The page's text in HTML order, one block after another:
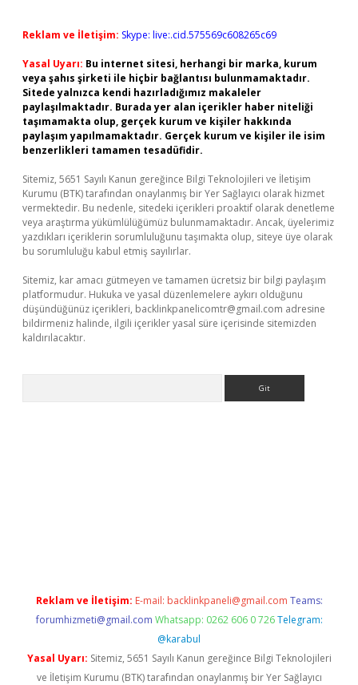
Reklam ve İletişim: Skype: live:.cid.575569c608265c69
Yasal Uyarı: Bu internet sitesi, herhangi bir marka, kurum
veya şahıs şirketi ile hiçbir bağlantısı bulunmamaktadır.
Sitede yalnızca kendi hazırladığımız makaleler
paylaşılmaktadır. Burada yer alan içerikler haber niteliği
taşımamakta olup, gerçek kurum ve kişiler hakkında
paylaşım yapılmamaktadır. Gerçek kurum ve kişiler ile isim
benzerlikleri tamamen tesadüfidir.
Sitemiz, 5651 Sayılı Kanun gereğince Bilgi Teknolojileri ve İletişim
Kurumu (BTK) tarafından onaylanmış bir Yer Sağlayıcı olarak hizmet
vermektedir. Bu nedenle, sitedeki içerikleri proaktif olarak denetleme
veya araştırma yükümlülüğümüz bulunmamaktadır. Ancak, üyelerimiz
yazdıkları içeriklerin sorumluluğunu taşımakta olup, siteye üye olarak
bu sorumluluğu kabul etmiş sayılırlar.
Sitemiz, kar amacı gütmeyen ve tamamen ücretsiz bir bilgi paylaşım
platformudur. Hukuka ve yasal düzenlemelere aykırı olduğunu
düşündüğünüz içerikleri, backlinkpanelicomtr@gmail.com adresine
bildirmeniz halinde, ilgili içerikler yasal süre içerisinde sitemizden
kaldırılacaktır.
Reklam ve İletişim: E-mail: backlinkpaneli@gmail.com Teams:
forumhizmeti@gmail.com Whatsapp: 0262 606 0 726 Telegram:
@karabul
Yasal Uyarı: Sitemiz, 5651 Sayılı Kanun gereğince Bilgi Teknolojileri
ve İletişim Kurumu (BTK) tarafından onaylanmış bir Yer Sağlayıcı